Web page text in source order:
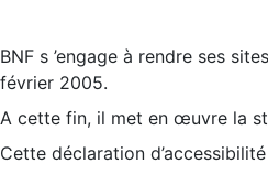
BNF s ’engage à rendre ses
février 2005.
A cette fin, il met en œuvre la
Cette déclaration